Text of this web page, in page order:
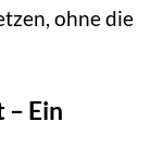
ohne die
Ein